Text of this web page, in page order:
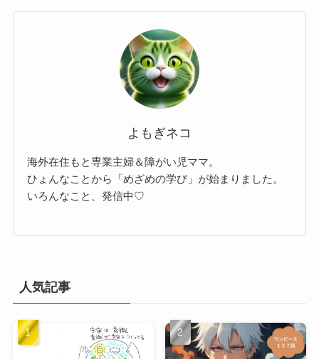
よもぎネコ
海外在住もと専業主婦＆障がい児ママ。
ひょんなことから「めざめの学び」が始まりました。
いろんなこと、発信中♡
人気記事